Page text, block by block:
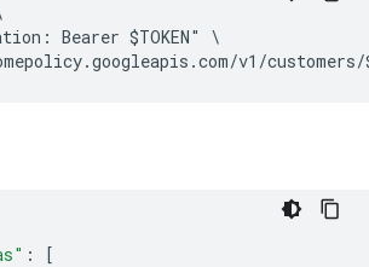
Bearer $TOKEN" \
:
[